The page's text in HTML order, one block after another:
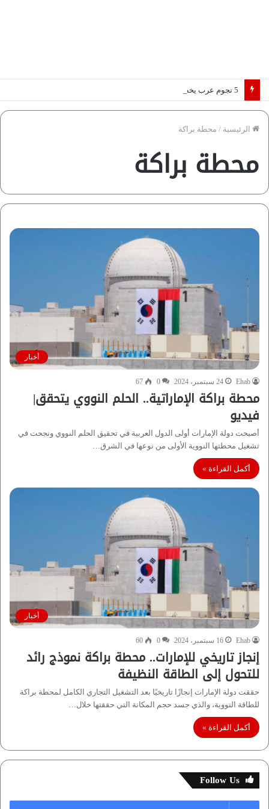
الرئيسية / محطة براكة
محطة براكة
أخبار
Ehab 24 سبتمبر، 2024 0
67
محطة براكة الإماراتية.. الحلم النووي يتحقق|
فيديو
أصبحت دولة الإمارات أولى الدول العربية في تحقيق الحلم النووي ونجحت في
تشغيل محطتها النووية الأولى من نوعها في الشرق…
أكمل القراءة »
أخبار
Ehab 16 سبتمبر، 2024 0
60
إنجاز تاريخي للإمارات.. محطة براكة نموذج رائد
للتحول إلى الطاقة النظيفة
حققت دولة الإمارات إنجازًا تاريخيًا بعد التشغيل التجاري الكامل لمحطة براكة
للطاقة النووية، والذي جسد حجم المكانة التي حققتها خلال…
أكمل القراءة »
Follow Us